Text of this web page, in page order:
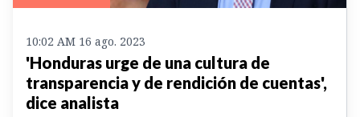
10:02 AM 16 ago. 2023
'Honduras urge de una cultura de
transparencia y de rendición de cuentas',
dice analista